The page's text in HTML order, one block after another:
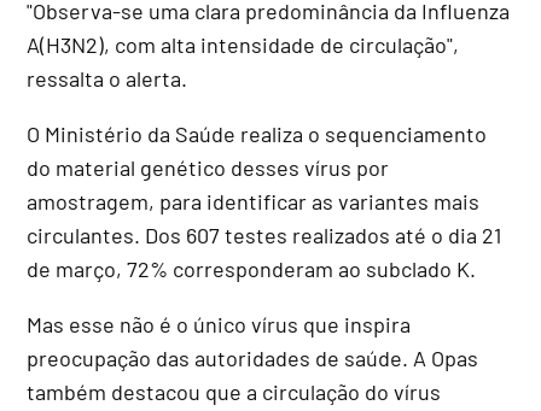
"Observa-se uma clara predominância da Influenza
A(H3N2), com alta intensidade de circulação",
ressalta o alerta.
O Ministério da Saúde realiza o sequenciamento
do material genético desses vírus por
amostragem, para identificar as variantes mais
circulantes. Dos 607 testes realizados até o dia 21
de março, 72% corresponderam ao subclado K.
Mas esse não é o único vírus que inspira
preocupação das autoridades de saúde. A Opas
também destacou que a circulação do vírus